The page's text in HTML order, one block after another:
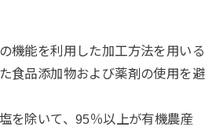
機能を利用した加工方法を用いる
食品添加物および薬剤の使用を避
を除いて、95％以上が有機農産